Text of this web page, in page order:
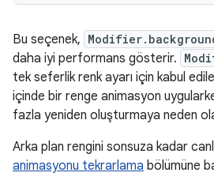
Bu seçenek,
daha iyi performans gösterir.
tek seferlik renk ayarı için kabul
içinde bir renge animasyon
fazla yeniden oluşturmaya neden
Arka plan rengini sonsuza kadar
animasyonu tekrarlama bölümüne